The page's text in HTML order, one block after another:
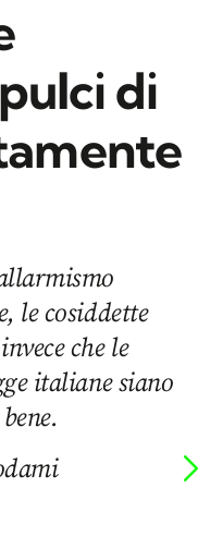
di
le cosiddette
che le
italiane siano